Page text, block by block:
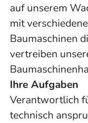
auf unserem
mit
Baumaschinen
vertreiben
Ihre Aufgaben
Verantwortlich
technisch